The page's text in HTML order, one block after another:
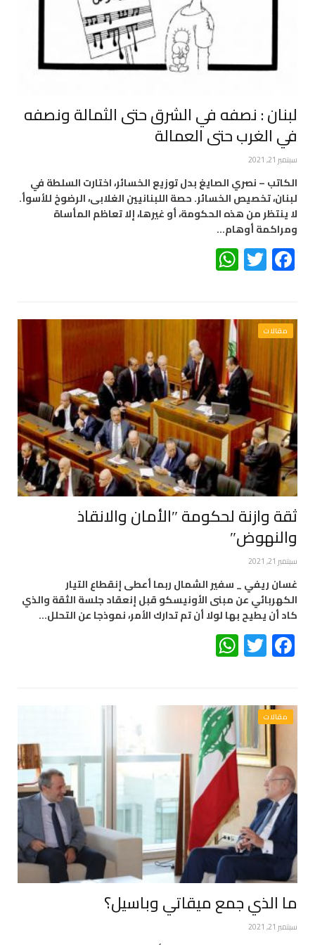
لبنان : نصفه في الشرق حتى الثمالة ونصفه
في الغرب حتى العمالة
سبتمبر 21, 2021
الكاتب – نصري الصايغ بدل توزيع الخسائر، اختارت السلطة في
لبنان، تخصيص الخسائر. حصة اللبنانيين الغلابى، الرضوخ للأسوأ.
لا ينتظر من هذه الحكومة، أو غيرها، إلا تعاظم المأساة
ومراكمة أوهام…
Facebook
Twitter
مقالات
ثقة وازنة لحكومة ″الأمان والانقاذ
والنهوض″
سبتمبر 21, 2021
غسان ريفي _ سفير الشمال ربما أعطى إنقطاع التيار
الكهربائي عن مبنى الأونيسكو قبل إنعقاد جلسة الثقة والذي
كاد أن يطيح بها لولا أن تم تدارك الأمر، نموذجا عن التحلل…
Facebook
Twitter
مقالات
ما الذي جمع ميقاتي وباسيل؟
سبتمبر 21, 2021